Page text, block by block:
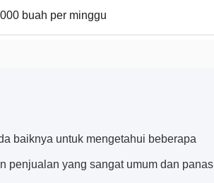
buah per minggu
baiknya untuk mengetahui beberapa
penjualan yang sangat umum dan panas